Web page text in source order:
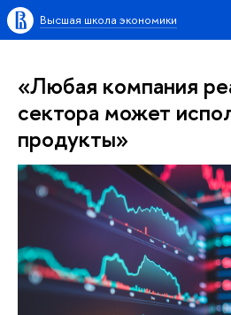
Высшая школа экономики
«Любая компания
сектора может
продукты»